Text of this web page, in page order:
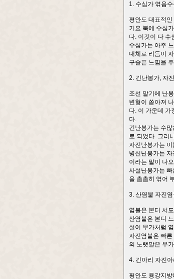
1. 수심가 엮음
평안도 대표적인
기요 북에 수심
다. 이것이 다 수
수심가는 아주
대체로 리듬이
구슬픈 느낌을
2. 긴난봉가, 자
조선 말기에 난
변형이 쏟아져
다. 이 가운데 가
다.
긴난봉가는 수
로 되었다. 그러
자진난봉가는
병신난봉가는
이라는 말이 나
사설난봉가는
을 촘촘히 엮어
3. 산염불 자진염
염불은 본디 서
산염불은 본디
설이 무가처럼
자진염불은 빠
의 노랫말은 무
4. 긴아리 자진아
평안도 용강지방